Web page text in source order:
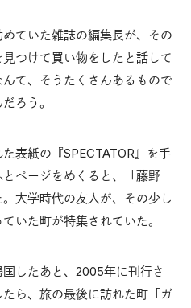
ていた雑誌の編集長が、その
つけて買い物をしたと話して
て、そうたくさんあるもので
ろう。
表紙の『SPECTATOR』を手
ページをめくると、「藤野
大学時代の友人が、その少し
いた町が特集されていた。
したあと、2005年に刊行さ
ら、旅の最後に訪れた町「ガ